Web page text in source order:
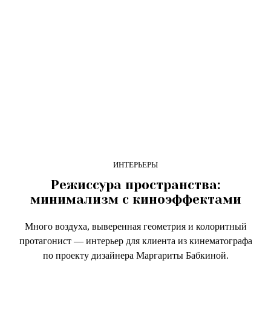
ИНТЕРЬЕРЫ
Режиссура пространства:
минимализм с киноэффектами
Много воздуха, выверенная геометрия и колоритный
протагонист — интерьер для клиента из кинематографа
по проекту дизайнера Маргариты Бабкиной.